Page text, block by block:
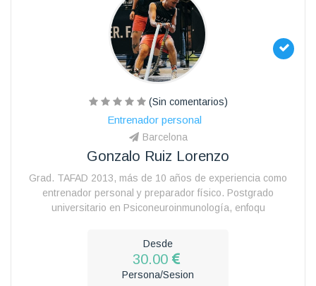
(Sin comentarios)
Entrenador personal
Barcelona
Gonzalo Ruiz Lorenzo
Grad. TAFAD 2013, más de 10 años de experiencia como
entrenador personal y preparador físico. Postgrado
universitario en Psiconeuroinmunología, enfoqu
Desde
30.00
Persona/Sesion